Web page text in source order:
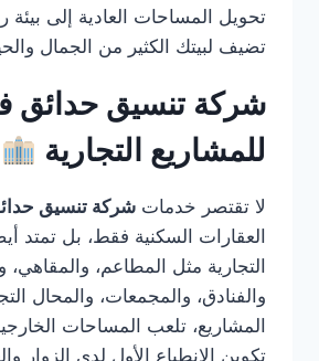
تحويل المساحات العادية إلى بيئة
تضيف لبيتك الكثير من الجمال
شركة تنسيق حدائق
للمشاريع التجارية
لا تقتصر خدمات شركة تنسيق
العقارات السكنية فقط، بل تمتد
التجارية مثل المطاعم، والمقاهي،
والفنادق، والمجمعات، والمحال
المشاريع، تلعب المساحات
تكوين الانطباع الأول لدى الزوار